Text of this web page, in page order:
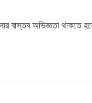
বাস্তব অভিজ্ঞতা থাকতে